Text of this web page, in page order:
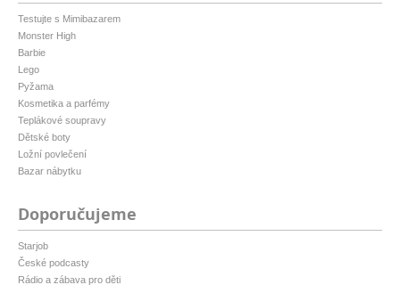
Testujte s Mimibazarem
Monster High
Barbie
Lego
Pyžama
Kosmetika a parfémy
Teplákové soupravy
Dětské boty
Ložní povlečení
Bazar nábytku
Doporučujeme
Starjob
České podcasty
Rádio a zábava pro děti